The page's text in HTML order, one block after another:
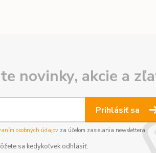
novinky, akcie a
Prihlásiť sa
osobných údajovza účelom zasielania newslettera.
sa kedykoľvek odhlásiť.